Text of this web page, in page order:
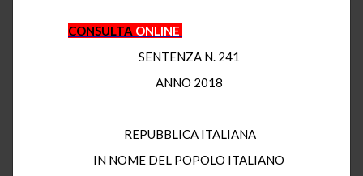
CONSULTA ONLINE
SENTENZA N. 241
ANNO 2018
REPUBBLICA ITALIANA
IN NOME DEL POPOLO ITALIANO